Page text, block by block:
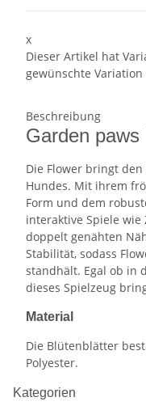
x
Dieser Artikel hat
gewünschte Variation
Beschreibung
Garden paws
Die Flower bringt
Hundes. Mit ihrem
Form und dem
interaktive Spiele
doppelt genähten
Stabilität, sodass
standhält. Egal ob in
dieses Spielzeug
Material
Die Blütenblätter
Polyester.
Kategorien